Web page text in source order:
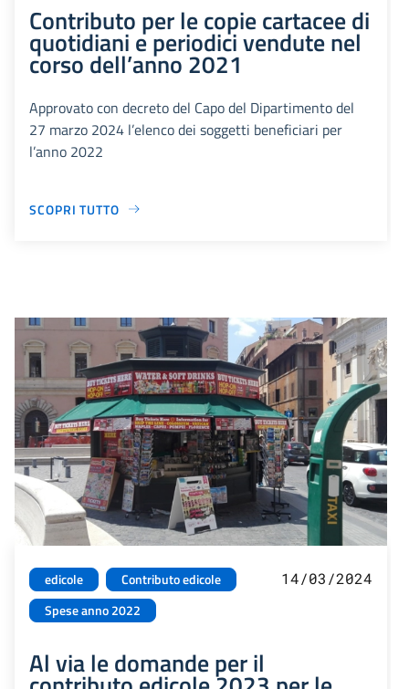
Contributo per le copie cartacee di
quotidiani e periodici vendute nel
corso dell’anno 2021
Approvato con decreto del Capo del Dipartimento del
27 marzo 2024 l’elenco dei soggetti beneficiari per
l’anno 2022
SCOPRI TUTTO
edicole
Contributo edicole
Spese anno 2022
14/03/2024
Al via le domande per il